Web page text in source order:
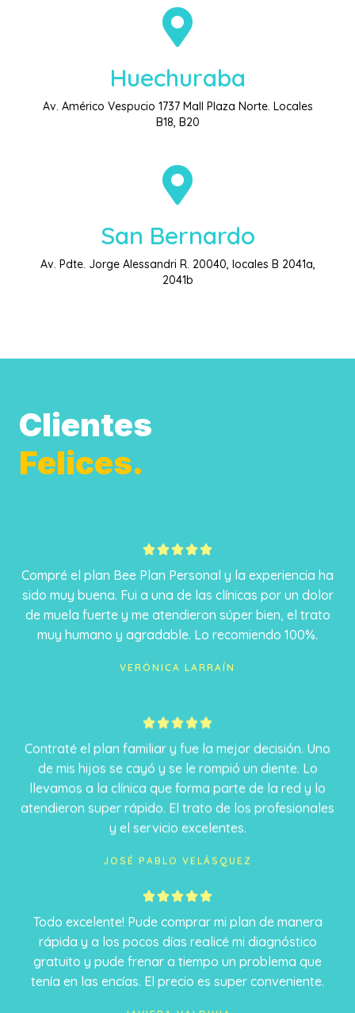
Huechuraba
Av. Américo Vespucio 1737 Mall Plaza Norte. Locales
B18, B20
San Bernardo
Av. Pdte. Jorge Alessandri R. 20040, locales B 2041a,
2041b
Clientes
Felices.
5
Compré el plan Bee Plan Personal y la experiencia ha
sido muy buena. Fui a una de las clínicas por un dolor
de muela fuerte y me atendieron súper bien, el trato
muy humano y agradable. Lo recomiendo 100%.
VERÓNICA LARRAÍN
5
/
5
Contraté el plan familiar y fue la mejor decisión. Uno
de mis hijos se cayó y se le rompió un diente. Lo
llevamos a la clínica que forma parte de la red y lo
atendieron super rápido. El trato de los profesionales
y el servicio excelentes.
JOSÉ PABLO VELÁSQUEZ
/
5
Todo excelente! Pude comprar mi plan de manera
rápida y a los pocos días realicé mi diagnóstico
gratuito y pude frenar a tiempo un problema que